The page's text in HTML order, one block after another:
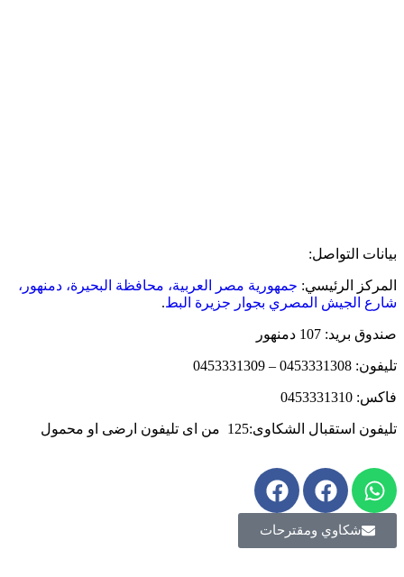
بيانات التواصل:
المركز الرئيسي: جمهورية مصر العربية، محافظة البحيرة، دمنهور،
شارع الجيش المصري بجوار جزيرة البط.
صندوق بريد: 107 دمنهور
تليفون: 0453331308 – 0453331309
فاكس: 0453331310
تليفون استقبال الشكاوى:125 من اى تليفون ارضى او محمول
شكاوي ومقترحات